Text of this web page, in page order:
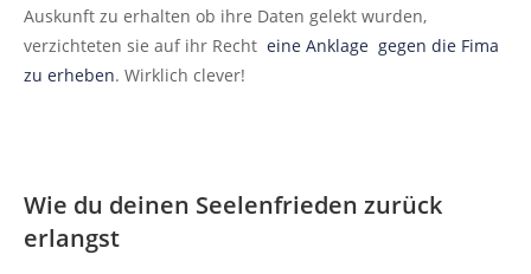
Auskunft zu erhalten ob ihre Daten gelekt wurden,
verzichteten sie auf ihr Recht eine Anklage gegen die Fima
zu erheben. Wirklich clever!
Wie du deinen Seelenfrieden zurück
erlangst